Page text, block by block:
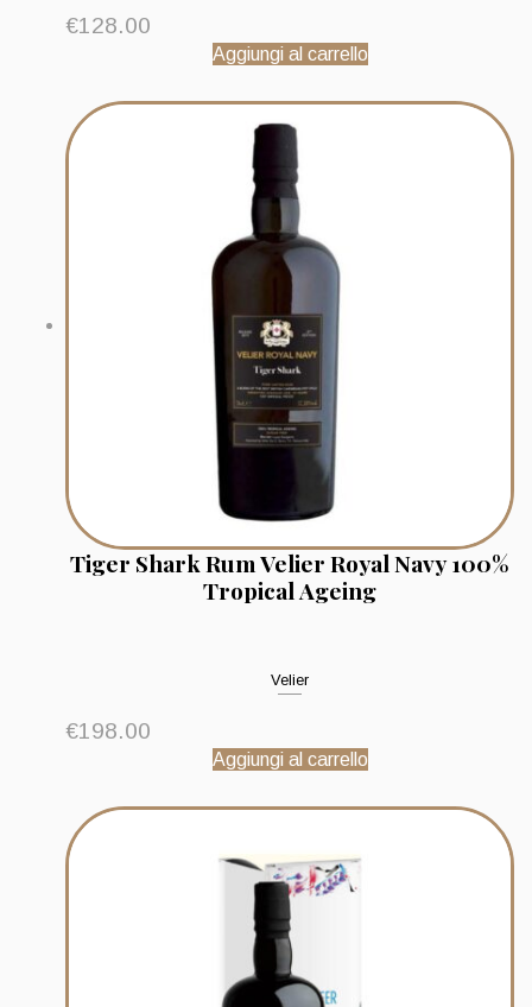
€128.00
Aggiungi al carrello
Tiger Shark Rum Velier Royal Navy 100%
Tropical Ageing
Velier
€198.00
Aggiungi al carrello